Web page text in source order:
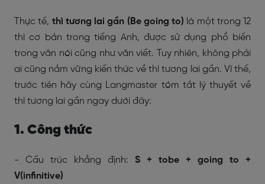
Thực tế, thì tương lai gần (Be going to) là một trong 12
thì cơ bản trong tiếng Anh, được sử dụng phổ biến
trong văn nói cũng như văn viết. Tuy nhiên, không phải
ai cũng nắm vững kiến thức về thì tương lai gần. Vì thế,
trước tiên hãy cùng Langmaster tóm tắt lý thuyết về
thì tương lai gần ngay dưới đây:
1. Công thức
- Cấu trúc khẳng định: S + tobe + going to +
V(infinitive)